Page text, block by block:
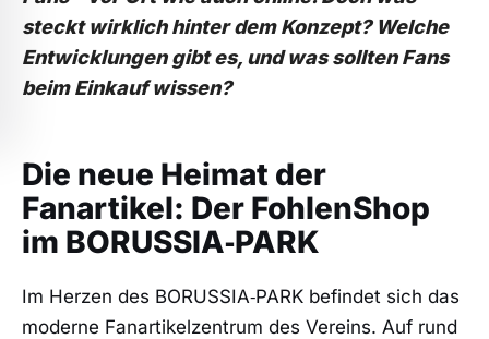
steckt wirklich hinter dem Konzept? Welche
Entwicklungen gibt es, und was sollten Fans
beim Einkauf wissen?
Die neue Heimat der
Fanartikel: Der FohlenShop
im BORUSSIA‑PARK
Im Herzen des BORUSSIA‑PARK befindet sich das
moderne Fanartikelzentrum des Vereins. Auf rund